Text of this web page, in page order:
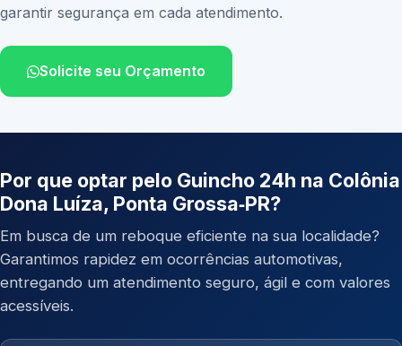
garantir segurança em cada atendimento.
Solicite seu Orçamento
Por que optar pelo Guincho 24h na Colônia
Dona Luíza, Ponta Grossa‑PR?
Em busca de um reboque eficiente na sua localidade?
Garantimos rapidez em ocorrências automotivas,
entregando um atendimento seguro, ágil e com valores
acessíveis.